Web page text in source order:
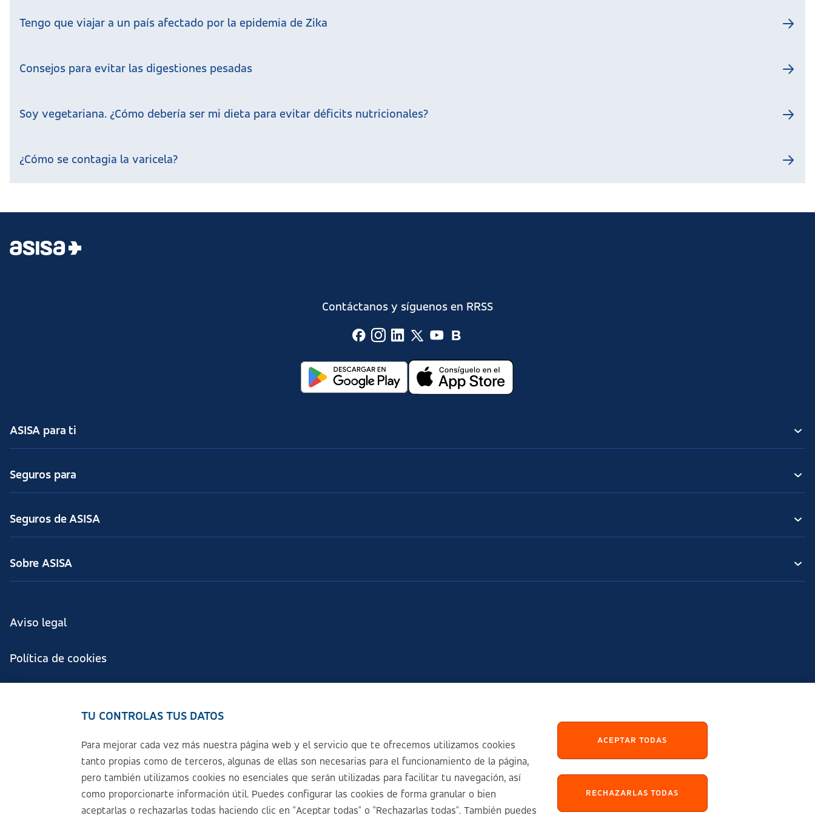
Tengo que viajar a un país afectado por la epidemia de Zika
Consejos para evitar las digestiones pesadas
Soy vegetariana. ¿Cómo debería ser mi dieta para evitar déficits nutricionales?
¿Cómo se contagia la varicela?
Contáctanos y síguenos en RRSS
ASISA para ti
Seguros para
Seguros de ASISA
Sobre ASISA
Aviso legal
Política de cookies
Sistema Interno de Información
TU CONTROLAS TUS DATOS
Para mejorar cada vez más nuestra página web y el servicio que te ofrecemos utilizamos cookies
tanto propias como de terceros, algunas de ellas son necesarias para el funcionamiento de la página,
pero también utilizamos cookies no esenciales que serán utilizadas para facilitar tu navegación, así
como proporcionarte información útil. Puedes configurar las cookies de forma granular o bien
aceptarlas o rechazarlas todas haciendo clic en "Aceptar todas" o "Rechazarlas todas". También puedes
RECHAZARLAS TODAS
ACEPTAR TODAS